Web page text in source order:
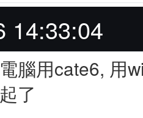
14:33:04
電腦用cate6, 用
起了